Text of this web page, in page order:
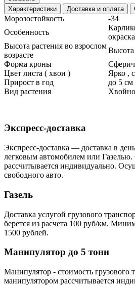
Характеристики
Доставка и оплата
Морозостойкость
-34
Особенность
Высота растения во взрослом
возрасте
Форма кроны
Цвет листа ( хвои )
Ярко ,
Прирост в год
до 5 см
Вид растения
Экспресс-доставка
Экспресс-доставка — доставка в
легковым автомобилем или Газелью.
рассчитывается индивидуально.
свободного авто.
Газель
Доставка услугой грузового
берется из расчета 100 руб/км.
1500 рублей.
Манипулятор до 5 тонн
Манипулятор - стоимость грузового
манипулятором рассчитывается